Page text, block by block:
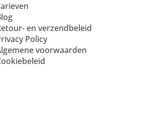
en verzendbeleid
Policy
voorwaarden